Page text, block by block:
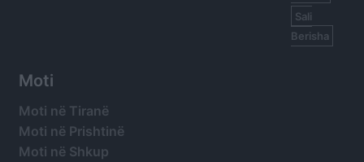
Sali
Berisha
Moti
Moti në Tiranë
Moti në Prishtinë
Moti në Shkup